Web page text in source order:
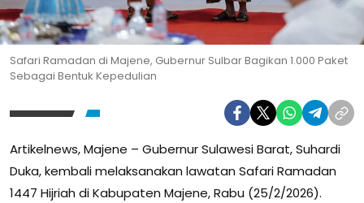
Safari Ramadan di Majene, Gubernur Sulbar Bagikan 1.000 Paket
Sebagai Bentuk Kepedulian
Artikelnews, Majene – Gubernur Sulawesi Barat, Suhardi
Duka, kembali melaksanakan lawatan Safari Ramadan
1447 Hijriah di Kabupaten Majene, Rabu (25/2/2026).